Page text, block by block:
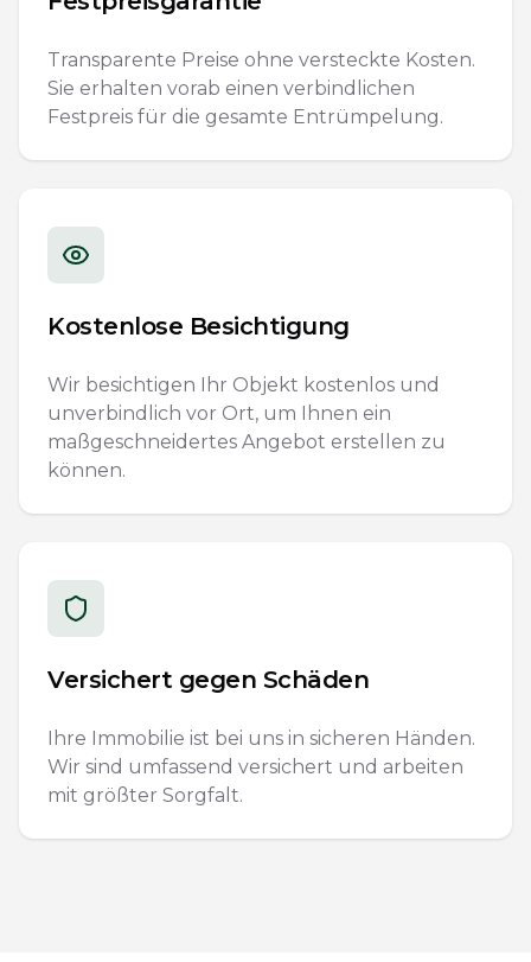
Transparente Preise ohne versteckte Kosten.
Sie erhalten vorab einen verbindlichen
Festpreis für die gesamte Entrümpelung.
Kostenlose Besichtigung
Wir besichtigen Ihr Objekt kostenlos und
unverbindlich vor Ort, um Ihnen ein
maßgeschneidertes Angebot erstellen zu
können.
Versichert gegen Schäden
Ihre Immobilie ist bei uns in sicheren Händen.
Wir sind umfassend versichert und arbeiten
mit größter Sorgfalt.